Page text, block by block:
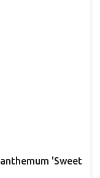
'Sweet